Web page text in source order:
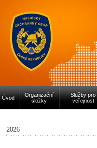
Úvod
Organizační
složky
Služby pro
veřejnost
2026